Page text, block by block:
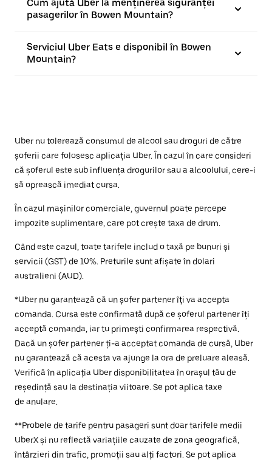
Cum ajută Uber la menținerea siguranței
pasagerilor în Bowen Mountain?
Serviciul Uber Eats e disponibil în Bowen
Mountain?
Uber nu tolerează consumul de alcool sau droguri de către
șoferii care folosesc aplicația Uber. În cazul în care consideri
că șoferul este sub influența drogurilor sau a alcoolului, cere-i
să oprească imediat cursa.
În cazul mașinilor comerciale, guvernul poate percepe
impozite suplimentare, care pot crește taxa de drum.
Când este cazul, toate tarifele includ o taxă pe bunuri și
servicii (GST) de 10%. Preturile sunt afișate în dolari
australieni (AUD).
*Uber nu garantează că un șofer partener îți va accepta
comanda. Cursa este confirmată după ce șoferul partener îți
acceptă comanda, iar tu primești confirmarea respectivă.
Dacă un șofer partener ți-a acceptat comanda de cursă, Uber
nu garantează că acesta va ajunge la ora de preluare aleasă.
Verifică în aplicația Uber disponibilitatea în orașul tău de
reședință sau la destinația viitoare. Se pot aplica taxe
de anulare.
**Probele de tarife pentru pasageri sunt doar tarifele medii
UberX și nu reflectă variațiile cauzate de zona geografică,
întârzieri din trafic, promoții sau alți factori. Se pot aplica